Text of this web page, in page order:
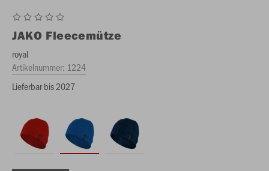
JAKO Fleecemütze
royal
Artikelnummer: 1224
Lieferbar bis 2027